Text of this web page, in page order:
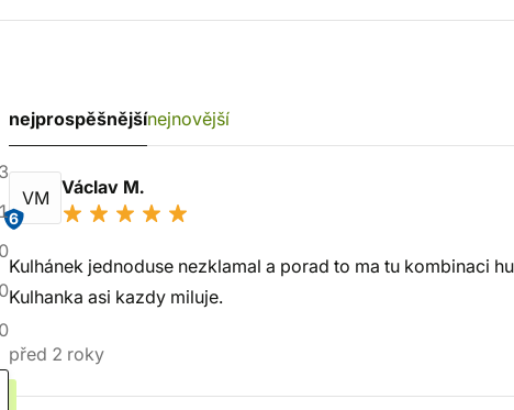
nejprospěšnějšínejnovější
VM
6
Václav M.
Kulhánek jednoduse nezklamal a porad to ma tu kombinaci
Kulhanka asi kazdy miluje.
před 2 roky